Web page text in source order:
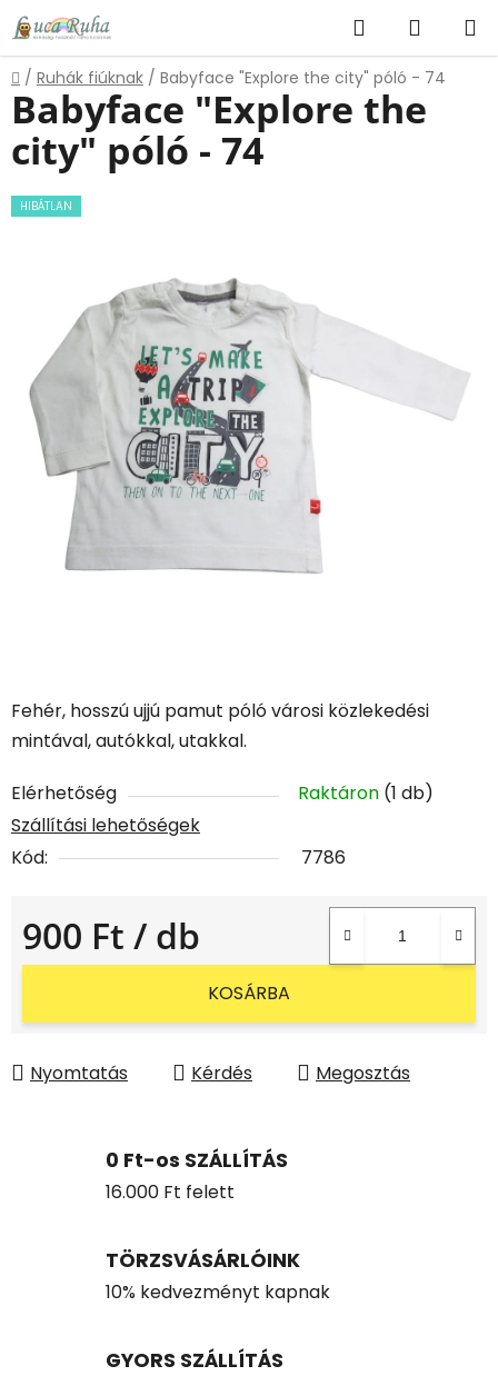
Ugrás
fő
tartalomhoz
KeresésKOSÁR
Kezdőlap
/ Ruhák fiúknak / Babyface "Explore the city" póló - 74
Fehér, hosszú ujjú pamut póló városi közlekedési
mintával, autókkal, utakkal.
Elérhetőség Raktáron (1 db)
Szállítási lehetőségek
Kód:
7786
900 Ft / db
Egységár:
KOSÁRBA
Nyomtatás Kérdés Megosztás
Babyface "Explore the
city" póló - 74
HIBÁTLAN
0 Ft-os SZÁLLÍTÁS
16.000 Ft felett
TÖRZSVÁSÁRLÓINK
10% kedvezményt kapnak
GYORS SZÁLLÍTÁS